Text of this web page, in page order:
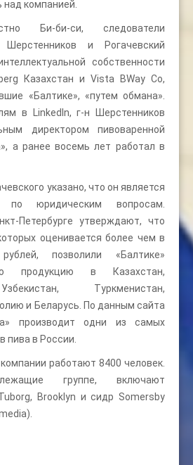
над компанией.
Би-би-си, следователи
и Рогачевский
собственности
Казахстан и Vista BWay Co,
«Балтике», «путем обмана».
в LinkedIn, г-н Шерстенников
директором пивоваренной
а ранее восемь лет работал в
указано, что он является
по юридическим вопросам.
Петербурге утверждают, что
оценивается более чем в
позволили «Балтике»
продукцию в Казахстан,
Туркменистан,
и Беларусь. По данным сайта
производит одни из самых
пива в России.
работают 8400 человек.
группе, включают
Brooklyn и сидр Somersby